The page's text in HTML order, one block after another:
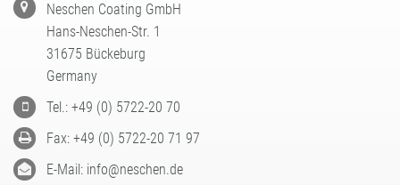
Neschen Coating GmbH
Hans-Neschen-Str. 1
31675 Bückeburg
Germany
Tel.: +49 (0) 5722-20 70
Fax: +49 (0) 5722-20 71 97
E-Mail: info@neschen.de